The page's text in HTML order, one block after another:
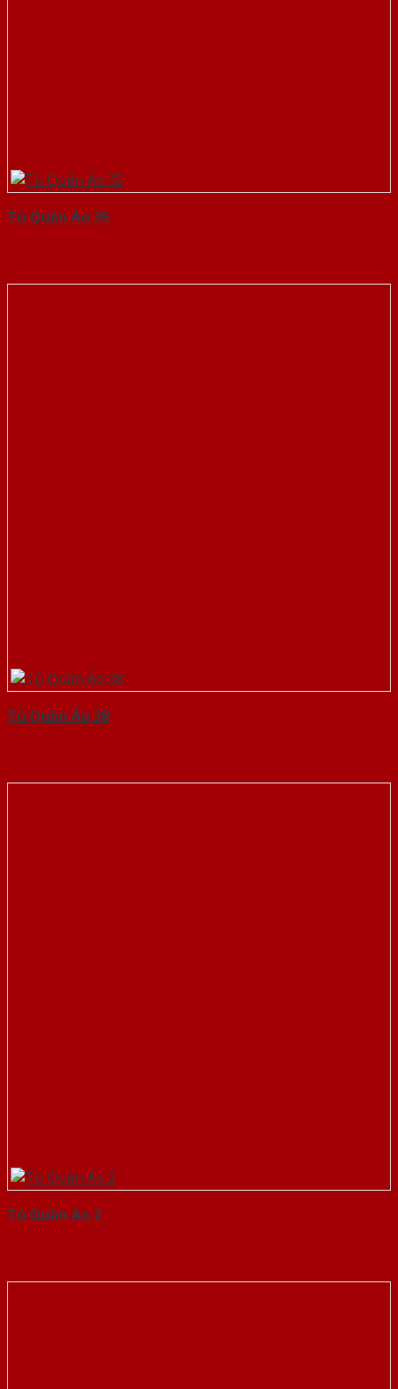
Tủ Quần Áo 35
Tủ Quần Áo 38
Tủ Quần Áo 2